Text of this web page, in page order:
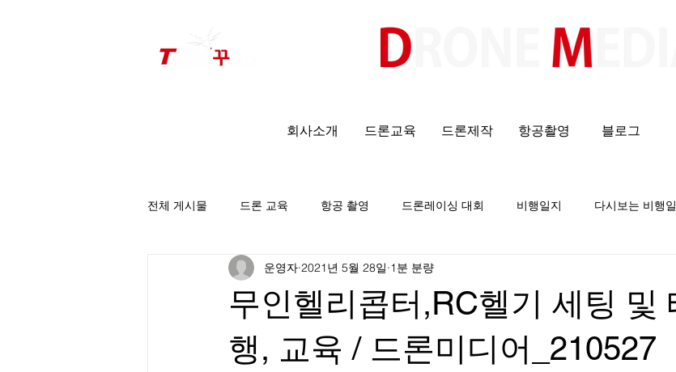
회사소개 드론교육 드론제작 항공촬영 블로그
전체 게시물 드론 교육 항공 촬영 드론레이싱 대회 비행일지 다시보는 비행
팀꾸러기 소식
무인헬리콥터,RC헬기 세팅 및
행, 교육 / 드론미디어_210527
운영자 2021년 5월 28일 1분 분량